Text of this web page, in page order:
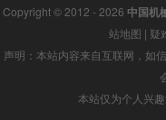
Copyright © 2012 - 2026 中国机
站地图 | 疑
声明：本站内容来自互联网，如
本站仅为个人兴